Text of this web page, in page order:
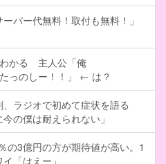
バー代無料！取付も無料！」
かる 主人公「俺
っのしー！！」 ← は？
、ラジオで初めて症状を語る
の僕は耐えられない」
の3億円の方が期待値が高い。1
「はえー」